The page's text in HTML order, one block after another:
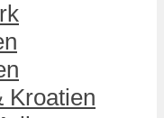
Kroatien